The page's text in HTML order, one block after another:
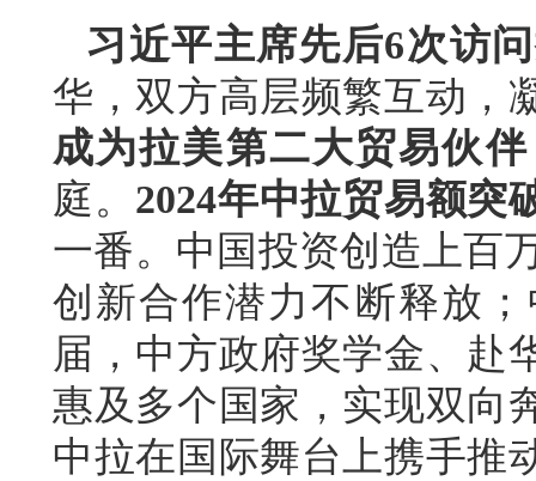
习近平主席先后6次访
华，双方高层频繁互动，
成为拉美第二大贸易伙伴
庭。 2024年中拉贸易额突
一番。中国投资创造上百
创新合作潜力不断释放
届，中方政府奖学金、赴
惠及多个国家，实现双向
中拉在国际舞台上携手推